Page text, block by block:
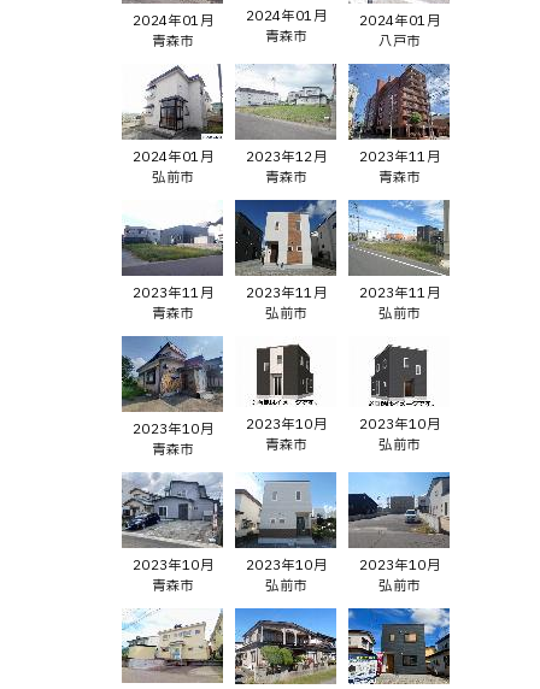
2024年01月
青森市
2024年01月
青森市
2024年01月
八戸市
2024年01月
弘前市
2023年12月
青森市
2023年11月
青森市
2023年11月
青森市
2023年11月
弘前市
2023年11月
弘前市
2023年10月
青森市
2023年10月
青森市
2023年10月
弘前市
2023年10月
青森市
2023年10月
弘前市
2023年10月
弘前市